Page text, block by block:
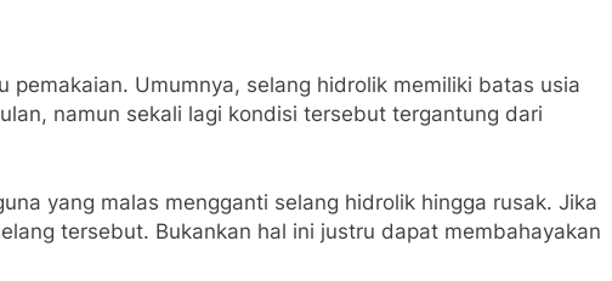
pemakaian. Umumnya, selang hidrolik memiliki batas usia
namun sekali lagi kondisi tersebut tergantung dari
yang malas mengganti selang hidrolik hingga rusak. Jika
tersebut. Bukankan hal ini justru dapat membahayakan